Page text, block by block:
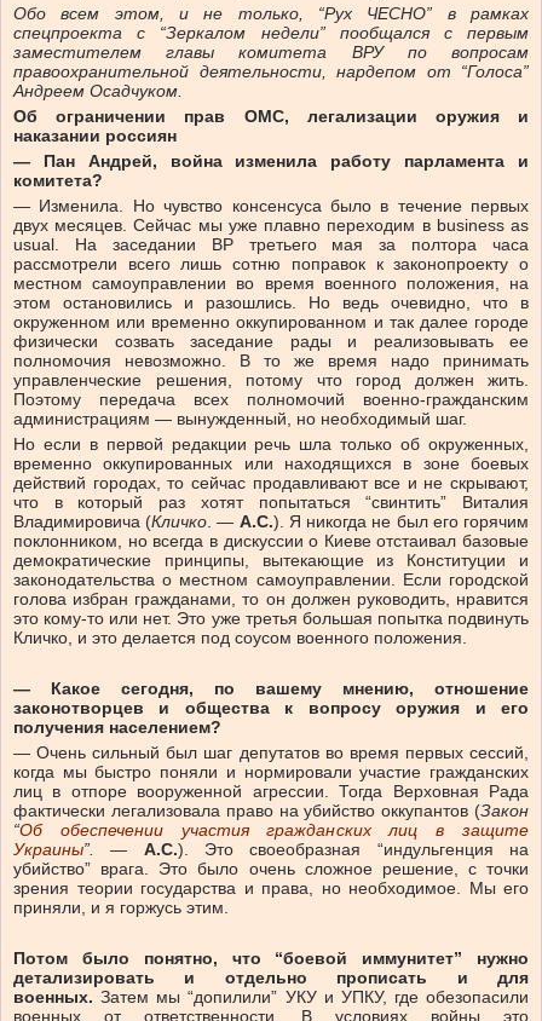
Обо всем этом, и не только, “Рух ЧЕСНО” в рамках
спецпроекта с “Зеркалом недели” пообщался с первым
заместителем главы комитета ВРУ по вопросам
правоохранительной деятельности, нардепом от “Голоса”
Андреем Осадчуком.
Об ограничении прав ОМС, легализации оружия и
наказании россиян
— Пан Андрей, война изменила работу парламента и
комитета?
— Изменила. Но чувство консенсуса было в течение первых
двух месяцев. Сейчас мы уже плавно переходим в business as
usual. На заседании ВР третьего мая за полтора часа
рассмотрели всего лишь сотню поправок к законопроекту о
местном самоуправлении во время военного положения, на
этом остановились и разошлись. Но ведь очевидно, что в
окруженном или временно оккупированном и так далее городе
физически созвать заседание рады и реализовывать ее
полномочия невозможно. В то же время надо принимать
управленческие решения, потому что город должен жить.
Поэтому передача всех полномочий военно-гражданским
администрациям — вынужденный, но необходимый шаг.
Но если в первой редакции речь шла только об окруженных,
временно оккупированных или находящихся в зоне боевых
действий городах, то сейчас продавливают все и не скрывают,
что в который раз хотят попытаться “свинтить” Виталия
Владимировича (Кличко. — А.С.). Я никогда не был его горячим
поклонником, но всегда в дискуссии о Киеве отстаивал базовые
демократические принципы, вытекающие из Конституции и
законодательства о местном самоуправлении. Если городской
голова избран гражданами, то он должен руководить, нравится
это кому-то или нет. Это уже третья большая попытка подвинуть
Кличко, и это делается под соусом военного положения.
— Какое сегодня, по вашему мнению, отношение
законотворцев и общества к вопросу оружия и его
получения населением?
— Очень сильный был шаг депутатов во время первых сессий,
когда мы быстро поняли и нормировали участие гражданских
лиц в отпоре вооруженной агрессии. Тогда Верховная Рада
фактически легализовала право на убийство оккупантов (Закон
“Об обеспечении участия гражданских лиц в защите
Украины”. — А.С.). Это своеобразная “индульгенция на
убийство” врага. Это было очень сложное решение, с точки
зрения теории государства и права, но необходимое. Мы его
приняли, и я горжусь этим.
Потом было понятно, что “боевой иммунитет” нужно
детализировать и отдельно прописать и для
военных. Затем мы “допилили” УКУ и УПКУ, где обезопасили
военных от ответственности. В условиях войны это